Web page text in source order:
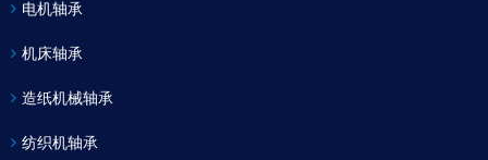
电机轴承
机床轴承
造纸机械轴承
纺织机轴承